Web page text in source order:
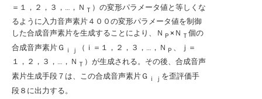
＝１，２，３，…，Ｎ Ｔ ）の変形パラメータ値と等しくな
るように入力音声素片４００の変形パラメータ値を制御
した合成音声素片を生成することにより、Ｎ Ｐ ×Ｎ Ｔ 個の
合成音声素片Ｇ
ｉｊ （ｉ＝１，２，３，…，Ｎ Ｐ
、ｊ＝
１，２，３，…，Ｎ Ｔ ）が生成される。その後、合成音声
素片生成手段７は、この合成音声素片Ｇ
ｉｊ を歪評価手
段８に出力する。